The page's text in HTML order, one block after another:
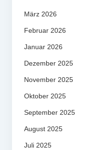
März 2026
Februar 2026
Januar 2026
Dezember 2025
November 2025
Oktober 2025
September 2025
August 2025
Juli 2025